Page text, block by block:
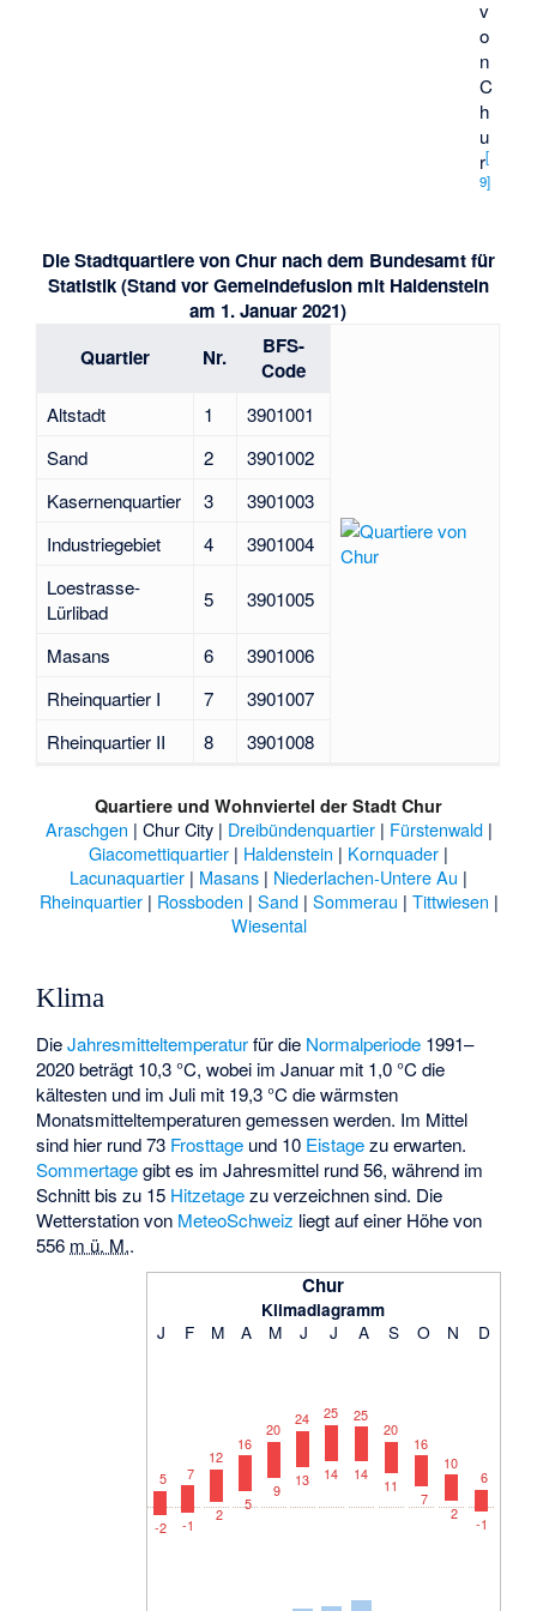
v
o
n
C
h
u
r[
9]
Die Stadtquartiere von Chur nach dem Bundesamt für
Statistik (Stand vor Gemeindefusion mit Haldenstein
am 1. Januar 2021)
Quartier
Nr.
BFS-
Code
Altstadt 1
3901001
Sand
2
3901002
Kasernenquartier
3
3901003
Industriegebiet
4
3901004
Loestrasse-
Lürlibad
5 3901005
Masans 6
3901006
Rheinquartier I
7
3901007
Rheinquartier II
8 3901008
Quartiere und Wohnviertel der Stadt Chur
Araschgen | Chur City| Dreibündenquartier| Fürstenwald|
Giacomettiquartier | Haldenstein | Kornquader |
Lacunaquartier | Masans | Niederlachen-Untere Au |
Rheinquartier| Rossboden | Sand| Sommerau | Tittwiesen |
Wiesental
Klima
DieJahresmitteltemperaturfür die Normalperiode 1991–
2020 beträgt 10,3 °C, wobei im Januar mit 1,0 °C die
kältesten und im Juli mit 19,3 °C die wärmsten
Monatsmitteltemperaturen gemessen werden. Im Mittel
sind hier rund 73 Frosttage und 10 Eistagezu erwarten.
Sommertagegibt es im Jahresmittel rund 56, während im
Schnitt bis zu 15 Hitzetagezu verzeichnen sind. Die
Wetterstation von MeteoSchweiz liegt auf einer Höhe von
556 m ü. M..
Chur
Klimadiagramm
J F M A M J J A S O N D
5
-2
7
-1
12
2
16
5
20
9
24
13
25
14
25
14
20
11
16
7
10
2
6
-1